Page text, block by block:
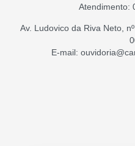
Atendimento:
Av. Ludovico da Riva Neto,
E-mail: